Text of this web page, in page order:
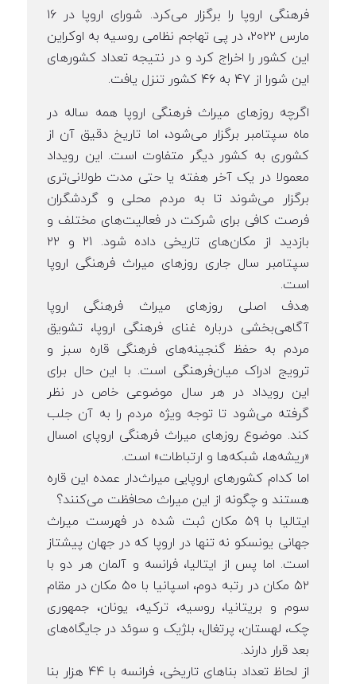
فرهنگی اروپا را برگزار می‌کرد. شورای اروپا در ۱۶
مارس ۲۰۲۲، در پی تهاجم نظامی روسیه به اوکراین
این کشور را اخراج کرد و در نتیجه تعداد کشورهای
این شورا از ۴۷ به ۴۶ کشور تنزل یافت.
اگرچه روزهای میراث فرهنگی اروپا همه ساله در
ماه سپتامبر برگزار می‌شود، اما تاریخ دقیق آن از
کشوری به کشور دیگر متفاوت است. این رویداد
معمولا در یک آخر هفته یا حتی مدت طولانی‌تری
برگزار می‌شوند تا به مردم محلی و گردشگران
فرصت کافی برای شرکت در فعالیت‌های مختلف و
بازدید از مکان‌های تاریخی داده شود. ۲۱ و ۲۲
سپتامبر سال جاری روزهای میراث فرهنگی اروپا
است.
هدف اصلی روزهای میراث فرهنگی اروپا
آگاهی‌بخشی درباره غنای فرهنگی اروپا، تشویق
مردم به حفظ گنجینه‌های فرهنگی قاره سبز و
ترویج ادراک میان‌فرهنگی است. با این حال برای
این رویداد در هر سال موضوعی خاص در نظر
گرفته می‌شود تا توجه ویژه مردم را به آن جلب
کند. موضوع روزهای میراث فرهنگی اروپای امسال
«ریشه‌ها، شبکه‌ها و ارتباطات» است.
اما کدام کشورهای اروپایی میراث‌دار عمده این قاره
هستند و چگونه از این میراث محافظت می‌کنند؟
ایتالیا با ۵۹ مکان ثبت شده در فهرست میراث
جهانی یونسکو نه تنها در اروپا که در جهان پیشتاز
است. اما پس از ایتالیا، فرانسه و آلمان هر دو با
۵۲ مکان در رتبه دوم، اسپانیا با ۵۰ مکان در مقام
سوم و بریتانیا، روسیه، ترکیه، یونان، جمهوری
چک، لهستان، پرتغال، بلژیک و سوئد در جایگاه‌های
بعد قرار دارند.
از لحاظ تعداد بناهای تاریخی، فرانسه با ۴۴ هزار بنا